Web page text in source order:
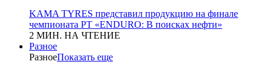
KAMA TYRES представил продукцию на финале
чемпионата РТ «ENDURO: В поисках нефти»
2 МИН. НА ЧТЕНИЕ
Разное
РазноеПоказать еще